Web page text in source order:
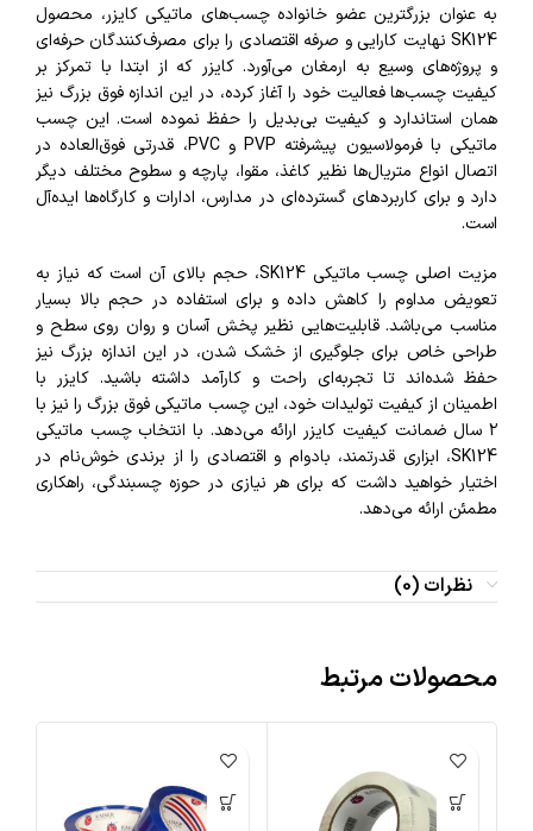
به عنوان بزرگترین عضو خانواده چسب‌های ماتیکی کایزر، محصول
SK124 نهایت کارایی و صرفه اقتصادی را برای مصرف‌کنندگان حرفه‌ای
و پروژه‌های وسیع به ارمغان می‌آورد. کایزر که از ابتدا با تمرکز بر
کیفیت چسب‌ها فعالیت خود را آغاز کرده، در این اندازه فوق بزرگ نیز
همان استاندارد و کیفیت بی‌بدیل را حفظ نموده است. این چسب
ماتیکی با فرمولاسیون پیشرفته PVP و PVC، قدرتی فوق‌العاده در
اتصال انواع متریال‌ها نظیر کاغذ، مقوا، پارچه و سطوح مختلف دیگر
دارد و برای کاربردهای گسترده‌ای در مدارس، ادارات و کارگاه‌ها ایده‌آل
است.
مزیت اصلی چسب ماتیکی SK124، حجم بالای آن است که نیاز به
تعویض مداوم را کاهش داده و برای استفاده در حجم بالا بسیار
مناسب می‌باشد. قابلیت‌هایی نظیر پخش آسان و روان روی سطح و
طراحی خاص برای جلوگیری از خشک شدن، در این اندازه بزرگ نیز
حفظ شده‌اند تا تجربه‌ای راحت و کارآمد داشته باشید. کایزر با
اطمینان از کیفیت تولیدات خود، این چسب ماتیکی فوق بزرگ را نیز با
۲ سال ضمانت کیفیت کایزر ارائه می‌دهد. با انتخاب چسب ماتیکی
SK124، ابزاری قدرتمند، بادوام و اقتصادی را از برندی خوش‌نام در
اختیار خواهید داشت که برای هر نیازی در حوزه چسبندگی، راهکاری
مطمئن ارائه می‌دهد.
نظرات (0)
محصولات مرتبط